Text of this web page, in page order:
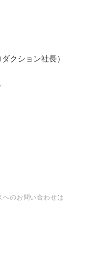
ョン社長）
のお問い合わせは